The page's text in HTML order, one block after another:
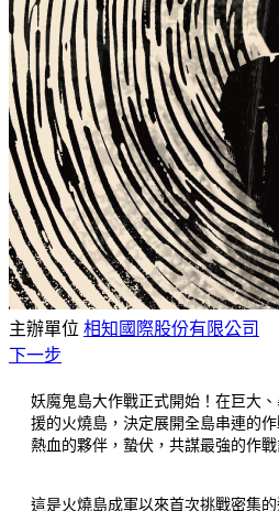
主辦單位 相知國際股份有限公司
下一步
妖魔鬼島大作戰正式開始！在巨大
援的火燒島，決定展開全島串連的
熱血的夥伴，蟄伏，共謀最強的作戰
這是火燒島成軍以來首次挑戰密集